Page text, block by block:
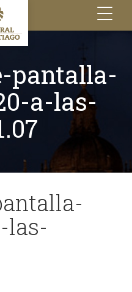
pantalla-
a-las-
las-